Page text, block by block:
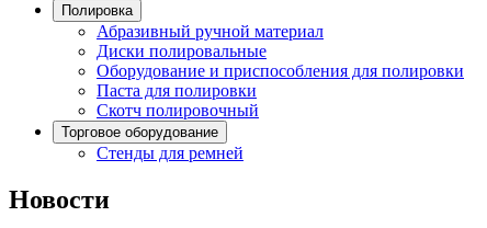
Полировка
Абразивный ручной материал
Диски полировальные
Оборудование и приспособления для полировки
Паста для полировки
Скотч полировочный
Торговое оборудование
Стенды для ремней
Новости